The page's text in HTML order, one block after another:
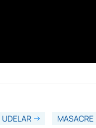
UDELAR MASACRE